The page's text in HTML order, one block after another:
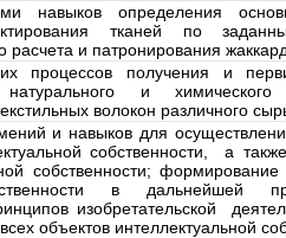
навыков определения
тканей по
расчета и патронирования
процессов получения и
и химического
волокон различного
и навыков для
собственности, а
собственности;
в дальнейшей
изобретательской
объектов интеллектуальной